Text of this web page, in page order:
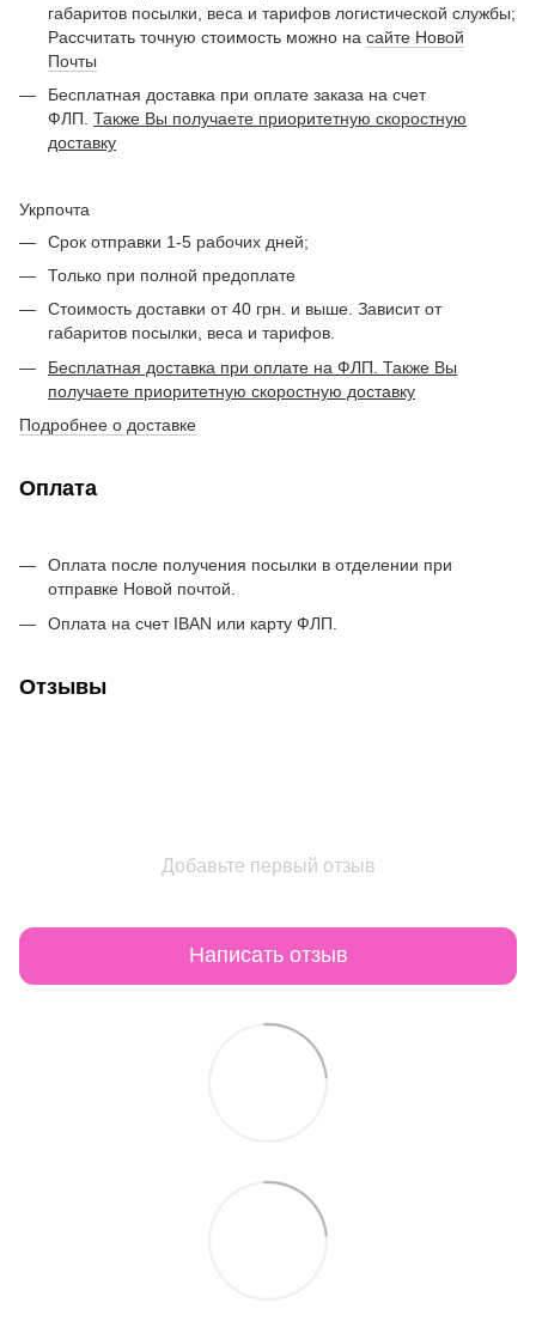
габаритов посылки, веса и тарифов логистической службы;
Рассчитать точную стоимость можно на сайте Новой
Почты
Бесплатная доставка при оплате заказа на счет
ФЛП. Также Вы получаете приоритетную скоростную
доставку
Укрпочта
Срок отправки 1-5 рабочих дней;
Только при полной предоплате
Стоимость доставки от 40 грн. и выше. Зависит от
габаритов посылки, веса и тарифов.
Бесплатная доставка при оплате на ФЛП. Также Вы
получаете приоритетную скоростную доставку
Подробнее о доставке
Оплата
Оплата после получения посылки в отделении при
отправке Новой почтой.
Оплата на счет IBAN или карту ФЛП.
Отзывы
Добавьте первый отзыв
Написать отзыв